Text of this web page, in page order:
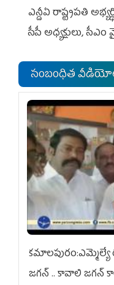
ఎన్డీఏ రాష్ట్ర‌ప‌తి
సీపీ అధ్య‌క్షులు,
సంబంధిత
కమాలపురం:ఎమ్మెల్యే
జగన్ .. కావాలి జగన్